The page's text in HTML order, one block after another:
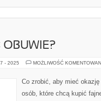
- 2025 MOŻLIWOŚĆ
Co zrobić, aby mieć
osób, które chcą kupić